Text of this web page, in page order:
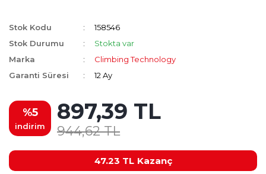
Stok Kodu
158546
Stok Durumu
Stokta var
Marka
Climbing Technology
Garanti Süresi
12 Ay
%5
indirim
897,39 TL
944,62 TL
47.23 TL Kazanç